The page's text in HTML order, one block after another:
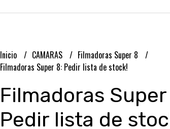
Inicio CAMARAS
Filmadoras Super 8
Filmadoras Super 8: Pedir lista de stock!
Filmadoras
Pedir lista de